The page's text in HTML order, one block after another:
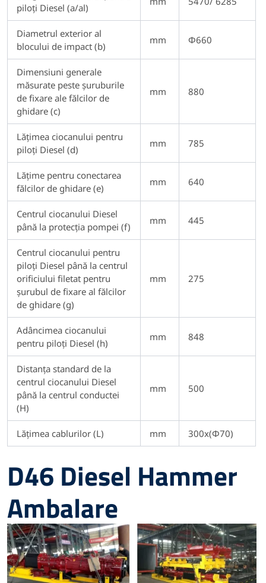
piloți Diesel (a/al)
Diametrul exterior al
blocului de impact (b)
mm Φ660
Dimensiuni generale
măsurate peste șuruburile
de fixare ale fălcilor de
ghidare (c)
mm 880
Lățimea ciocanului pentru
piloți Diesel (d)
mm 785
Lățime pentru conectarea
fălcilor de ghidare (e)
mm 640
Centrul ciocanului Diesel
până la protecția pompei (f)
mm 445
Centrul ciocanului pentru
piloți Diesel până la centrul
orificiului filetat pentru
șurubul de fixare al fălcilor
de ghidare (g)
mm 275
Adâncimea ciocanului
pentru piloți Diesel (h)
mm 848
Distanța standard de la
centrul ciocanului Diesel
până la centrul conductei
(H)
mm 500
Lățimea cablurilor (L) mm 300x(Φ70)
D46 Diesel Hammer
Ambalare